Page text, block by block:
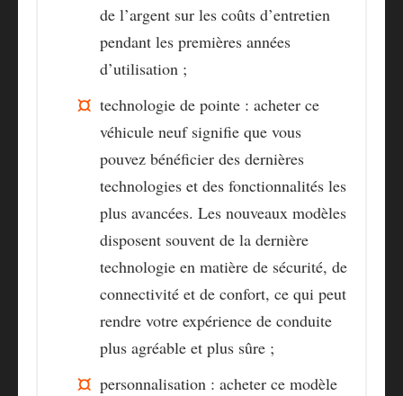
de l’argent sur les coûts d’entretien
pendant les premières années
d’utilisation ;
technologie de pointe : acheter ce
véhicule neuf signifie que vous
pouvez bénéficier des dernières
technologies et des fonctionnalités les
plus avancées. Les nouveaux modèles
disposent souvent de la dernière
technologie en matière de sécurité, de
connectivité et de confort, ce qui peut
rendre votre expérience de conduite
plus agréable et plus sûre ;
personnalisation : acheter ce modèle